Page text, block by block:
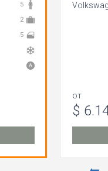
5
2
5
от
$